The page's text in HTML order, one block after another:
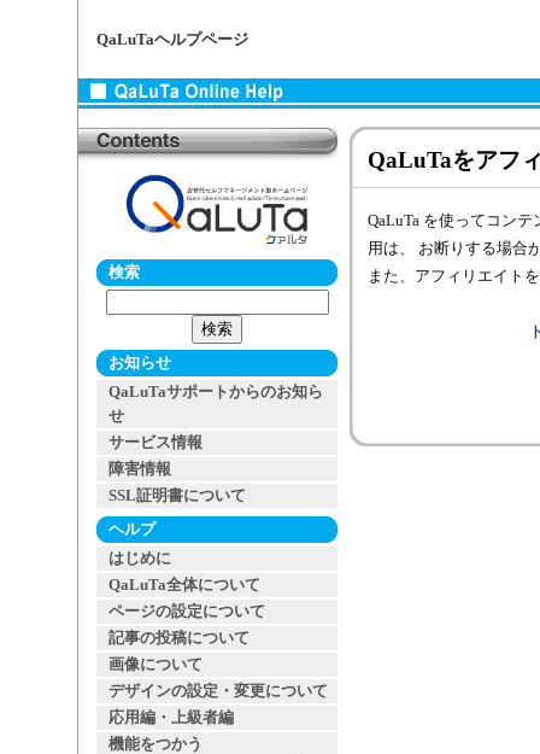
QaLuTaヘルプページ
検索
お知らせ
QaLuTaサポートからのお知ら
せ
サービス情報
障害情報
SSL証明書について
ヘルプ
はじめに
QaLuTa全体について
ページの設定について
記事の投稿について
画像について
デザインの設定・変更について
応用編・上級者編
機能をつかう
QaLuTaをアフ
QaLuTa を使ってコン
用は、 お断りする場合
また、アフィリエイト